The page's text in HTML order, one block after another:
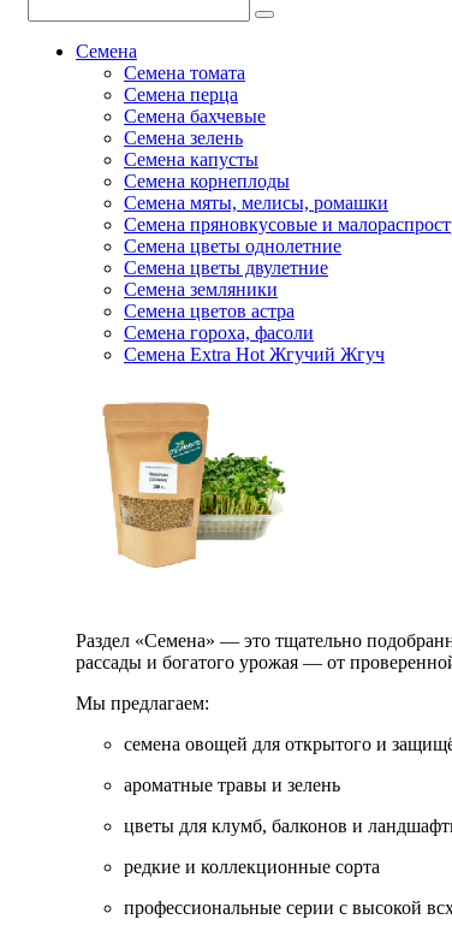
Семена
Семена томата
Семена перца
Семена бахчевые
Семена зелень
Семена капусты
Семена корнеплоды
Семена мяты, мелисы, ромашки
Семена пряновкусовые и
Семена цветы однолетние
Семена цветы двулетние
Семена земляники
Семена цветов астра
Семена гороха, фасоли
Семена Extra Hot Жгучий Жгуч
Раздел «Семена» — это тщательно
рассады и богатого урожая — от
Мы предлагаем:
семена овощей для открытого и
ароматные травы и зелень
цветы для клумб, балконов и
редкие и коллекционные сорта
профессиональные серии с высокой